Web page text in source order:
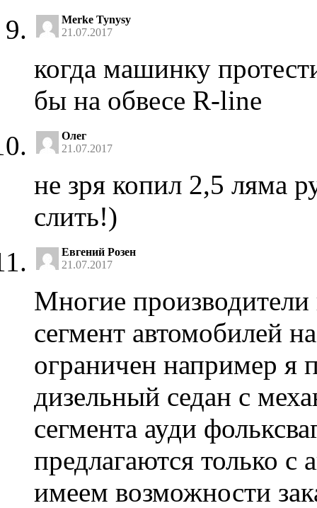
Merke Tynysy
21.07.2017
когда машинку
бы на обвесе R-line
Олег
21.07.2017
не зря копил 2,5 ляма
слить!)
Евгений Розен
21.07.2017
Многие
сегмент автомобилей
ограничен например я
дизельный седан с
сегмента ауди
предлагаются только с
имеем возможности